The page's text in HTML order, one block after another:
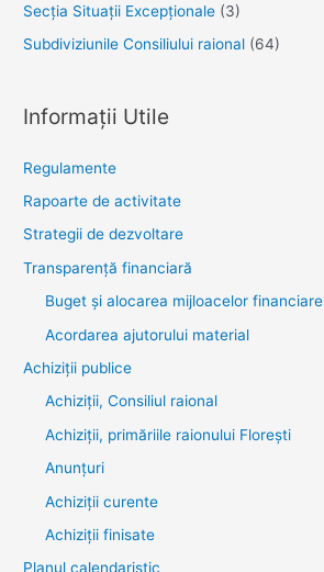
Secția Situații Excepționale (3)
Subdiviziunile Consiliului raional (64)
Informații Utile
Regulamente
Rapoarte de activitate
Strategii de dezvoltare
Transparenţă financiară
Buget și alocarea mijloacelor financiare
Acordarea ajutorului material
Achiziţii publice
Achiziții, Consiliul raional
Achiziții, primăriile raionului Florești
Anunțuri
Achiziții curente
Achiziții finisate
Planul calendaristic